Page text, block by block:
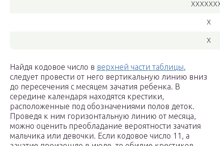
Х
Х
Найдя кодовое число в верхней части таблицы,
следует провести от него вертикальную линию вниз
до пересечения с месяцем зачатия ребенка. В
середине календаря находятся крестики,
расположенные под обозначениями полов деток.
Проведя к ним горизонтальную линию от месяца,
можно оценить преобладание вероятности зачатия
мальчика или девочки. Если кодовое число 11, а